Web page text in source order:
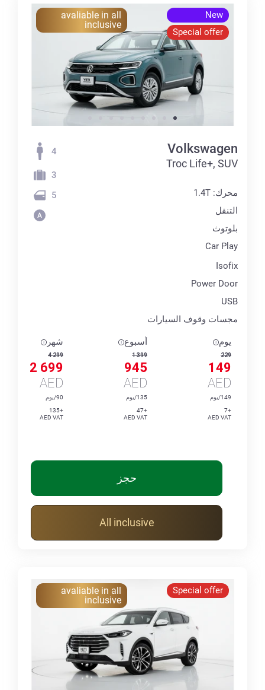
New
Special offer
avaliable in all
inclusive
Volkswagen
Troc Life+, SUV
محرك: 1.4T
التنقل
بلوتوث
Car Play
Isofix
Power Door
USB
مجسات وقوف السيارات
4
3
5
يوم
229
149
AED
149/يوم
+7
AED VAT
أسبوع
1 399
945
AED
135/يوم
+47
AED VAT
شهر
4 299
2 699
AED
90/يوم
+135
AED VAT
حجز
All inclusive
Special offer
avaliable in all
inclusive